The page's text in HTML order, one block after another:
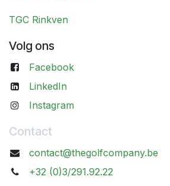
TGC Rinkven
Volg ons
Facebook
LinkedIn
Instagram
Contact
contact@thegolfcompany.be
+32 (0)3/291.92.22